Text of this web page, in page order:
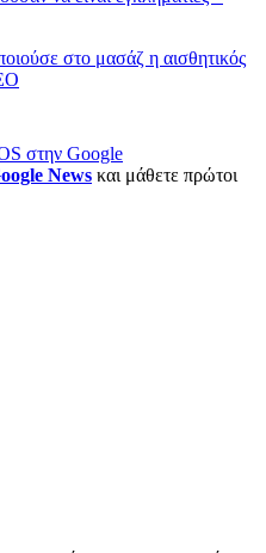
στο μασάζ η αισθητικός
στην Google
News και μάθετε πρώτοι